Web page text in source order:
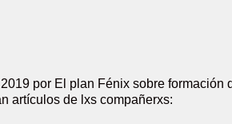
por El plan Fénix sobre formación
artículos de lxs compañerxs: